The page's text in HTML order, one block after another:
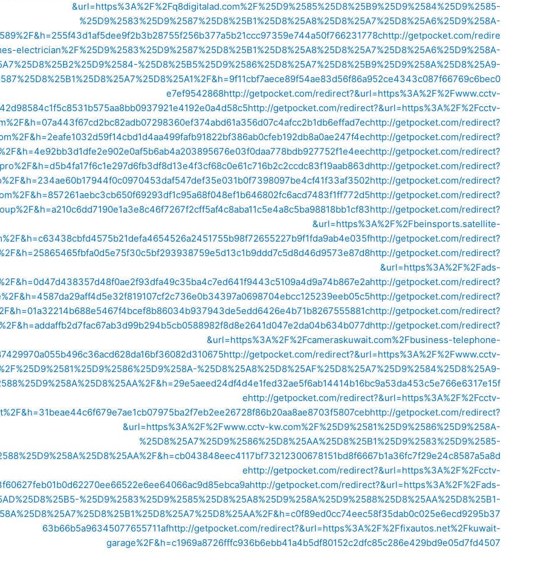
&url=https%3A%2F%2Fq8digitalad.com%2F%25D9%2585%25D8%25B9%25D9%2584%25D9%2585-
%25D9%2583%25D9%2587%25D8%25B1%25D8%25A8%25D8%25A7%25D8%25A6%25D9%258A-
http://getpocket.com/redire
electrician%2F%25D9%2583%25D9%2587%25D8%25B1%25D8%25A8%25D8%25A7%25D8%25A6%25D9%258A-
%25D8%25B5%25D9%2586%25D8%25A7%25D8%25B9%25D9%258A%25D8%25A9-
e7ef9542868http://getpocket.com/redirect?&url=https%3A%2F%2Fwww.cctv-
http://getpocket.com/redirect?&url=https%3A%2F%2Fcctv-
http://getpocket.com/redirect?
http://getpocket.com/redirect?
http://getpocket.com/redirect?
http://getpocket.com/redirect?
http://getpocket.com/redirect?
http://getpocket.com/redirect?
http://getpocket.com/redirect?
&url=https%3A%2F%2Fbeinsports.satellite-
http://getpocket.com/redirect?
http://getpocket.com/redirect?
&url=https%3A%2F%2Fads-
http://getpocket.com/redirect?
http://getpocket.com/redirect?
http://getpocket.com/redirect?
http://getpocket.com/redirect?
&url=https%3A%2F%2Fcameraskuwait.com%2Fbusiness-telephone-
http://getpocket.com/redirect?&url=https%3A%2F%2Fwww.cctv-
%25D8%25A8%25D8%25AF%25D8%25A7%25D9%2584%25D8%25A9-
ehttp://getpocket.com/redirect?&url=https%3A%2F%2Fcctv-
http://getpocket.com/redirect?
&url=https%3A%2F%2Fwww.cctv-kw.com%2F%25D9%2581%25D9%2586%25D9%258A-
%25D8%25A7%25D9%2586%25D8%25AA%25D8%25B1%25D9%2583%25D9%2585-
ehttp://getpocket.com/redirect?&url=https%3A%2F%2Fcctv-
http://getpocket.com/redirect?&url=https%3A%2F%2Fads-
%25D9%2583%25D9%2585%25D8%25A8%25D9%258A%25D9%2588%25D8%25AA%25D8%25B1-
63b66b5a96345077655711afhttp://getpocket.com/redirect?&url=https%3A%2F%2Ffixautos.net%2Fkuwait-
garage%2F&h=c1969a8726fffc936b6ebb41a4b5df80152c2dfc85c286e429bd9e05d7fd4507